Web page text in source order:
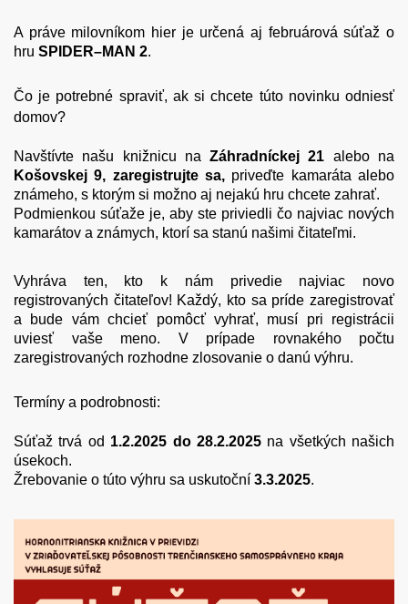
A práve milovníkom hier je určená aj februárová súťaž o
hru SPIDER–MAN 2.
Čo je potrebné spraviť, ak si chcete túto novinku odniesť
domov?
Navštívte našu knižnicu naZáhradníckej 21 alebo na
Košovskej 9, zaregistrujte sa, priveďte kamaráta alebo
známeho, s ktorým si možno aj nejakú hru chcete zahrať.
Podmienkou súťaže je, aby ste priviedli čo najviac nových
kamarátov a známych, ktorí sa stanú našimi čitateľmi.
Vyhráva ten, kto k nám privedie najviac novo
registrovaných čitateľov! Každý, kto sa príde zaregistrovať
a bude vám chcieť pomôcť vyhrať, musí pri registrácii
uviesť vaše meno. V prípade rovnakého počtu
zaregistrovaných rozhodne zlosovanie o danú výhru.
Termíny a podrobnosti:
Súťaž trvá od 1.2.2025 do 28.2.2025na všetkých našich
úsekoch.
Žrebovanie o túto výhru sa uskutoční 3.3.2025.